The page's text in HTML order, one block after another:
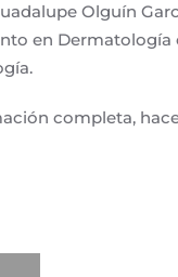
Olguín
en Dermatología
completa,